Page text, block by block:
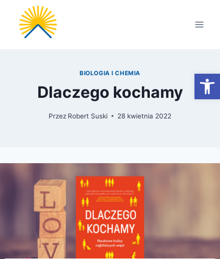
Przejdź
treści
BIOLOGIA I CHEMIA
Dlaczego kochamy
Przez Robert Suski 28 kwietnia 2022